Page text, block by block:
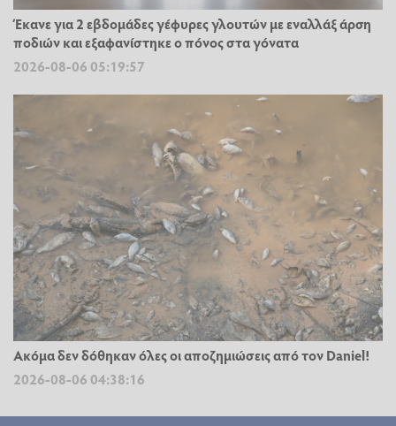
Έκανε για 2 εβδομάδες γέφυρες γλουτών με εναλλάξ άρση
ποδιών και εξαφανίστηκε ο πόνος στα γόνατα
2026-08-06 05:19:57
Ακόμα δεν δόθηκαν όλες οι αποζημιώσεις από τον Daniel!
2026-08-06 04:38:16